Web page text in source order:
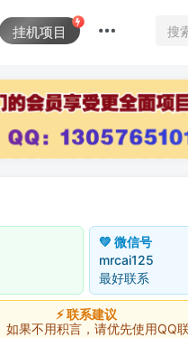
挂机项目
💚 微信号
mrcai125
最好联系
⚡ 联系建议
不用积言，请优先使用QQ